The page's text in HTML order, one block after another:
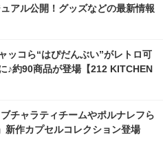
アル公開！グッズなどの最新情報
ッコら“はぴだんぶい”がレトロ可
♪約90商品が登場【212 KITCHEN
チャラティチームやポルナレフら
新作カプセルコレクション登場